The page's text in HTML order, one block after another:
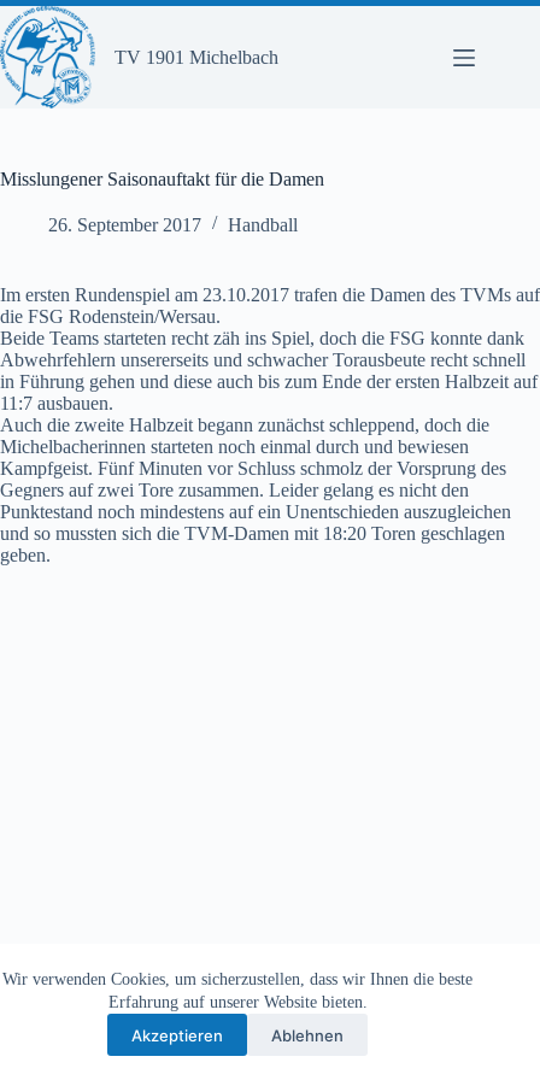
Zum
Inhalt
springen
Wir verwenden Cookies, um sicherzustellen, dass wir Ihnen die beste
Erfahrung auf unserer Website bieten.
Akzeptieren Ablehnen
TV 1901 Michelbach
Misslungener Saisonauftakt für die Damen
26. September 2017 Handball
Im ersten Rundenspiel am 23.10.2017 trafen die Damen des TVMs auf
die FSG Rodenstein/Wersau.
Beide Teams starteten recht zäh ins Spiel, doch die FSG konnte dank
Abwehrfehlern unsererseits und schwacher Torausbeute recht schnell
in Führung gehen und diese auch bis zum Ende der ersten Halbzeit auf
11:7 ausbauen.
Auch die zweite Halbzeit begann zunächst schleppend, doch die
Michelbacherinnen starteten noch einmal durch und bewiesen
Kampfgeist. Fünf Minuten vor Schluss schmolz der Vorsprung des
Gegners auf zwei Tore zusammen. Leider gelang es nicht den
Punktestand noch mindestens auf ein Unentschieden auszugleichen
und so mussten sich die TVM-Damen mit 18:20 Toren geschlagen
geben.
Copyright © 2026 - TV Michelbach 1901 e.V.